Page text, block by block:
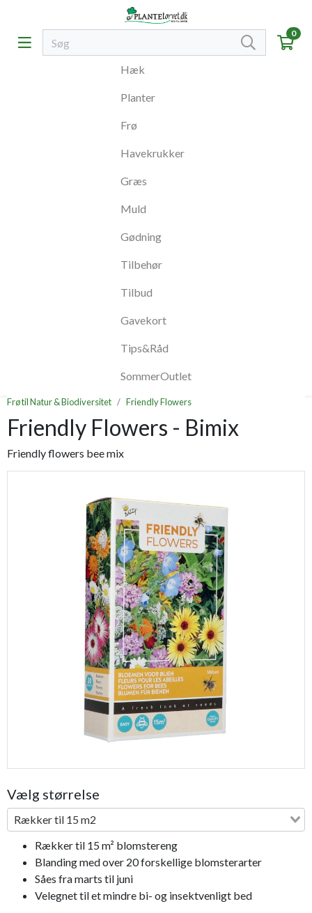
0
Hæk
Planter
Frø
Havekrukker
Græs
Muld
Gødning
Tilbehør
Tilbud
Gavekort
Tips&Råd
SommerOutlet
Frø til Natur & Biodiversitet Friendly Flowers
Friendly Flowers - Bimix
Friendly flowers bee mix
Vælg størrelse
Rækker til 15 m2
Rækker til 15 m² blomstereng
Blanding med over 20 forskellige blomsterarter
Såes fra marts til juni
Velegnet til et mindre bi- og insektvenligt bed